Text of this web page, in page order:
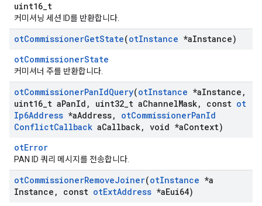
uint16_t
커미셔닝 세션 ID를 반환합니다.
otCommissionerGetState(otInstance *aInstance)
otCommissionerState
커미셔너 주를 반환합니다.
otCommissionerPanIdQuery(otInstance *aInstance ,
uint16 t aPanId , uint32 t aChannelMask, const ot
Ip6Address *aAddress, otCommissionerPanId
ConflictCallback aCallback, void *aContext)
otError
PAN ID 쿼리 메시지를 전송합니다.
otCommissionerRemoveJoiner(otInstance *a
Instance , const otExtAddress *aEui64)